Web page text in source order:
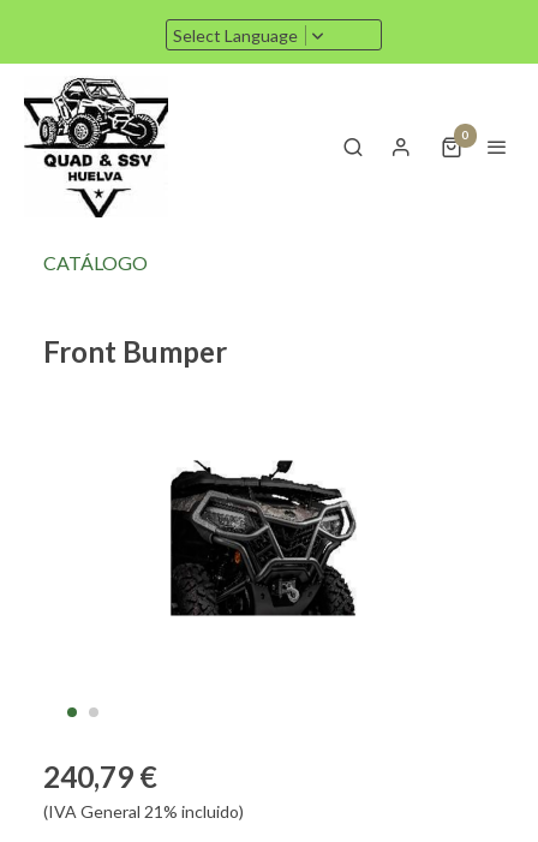
Select Language
0
CATÁLOGO
Front Bumper
240,79 €
(IVA General 21% incluido)